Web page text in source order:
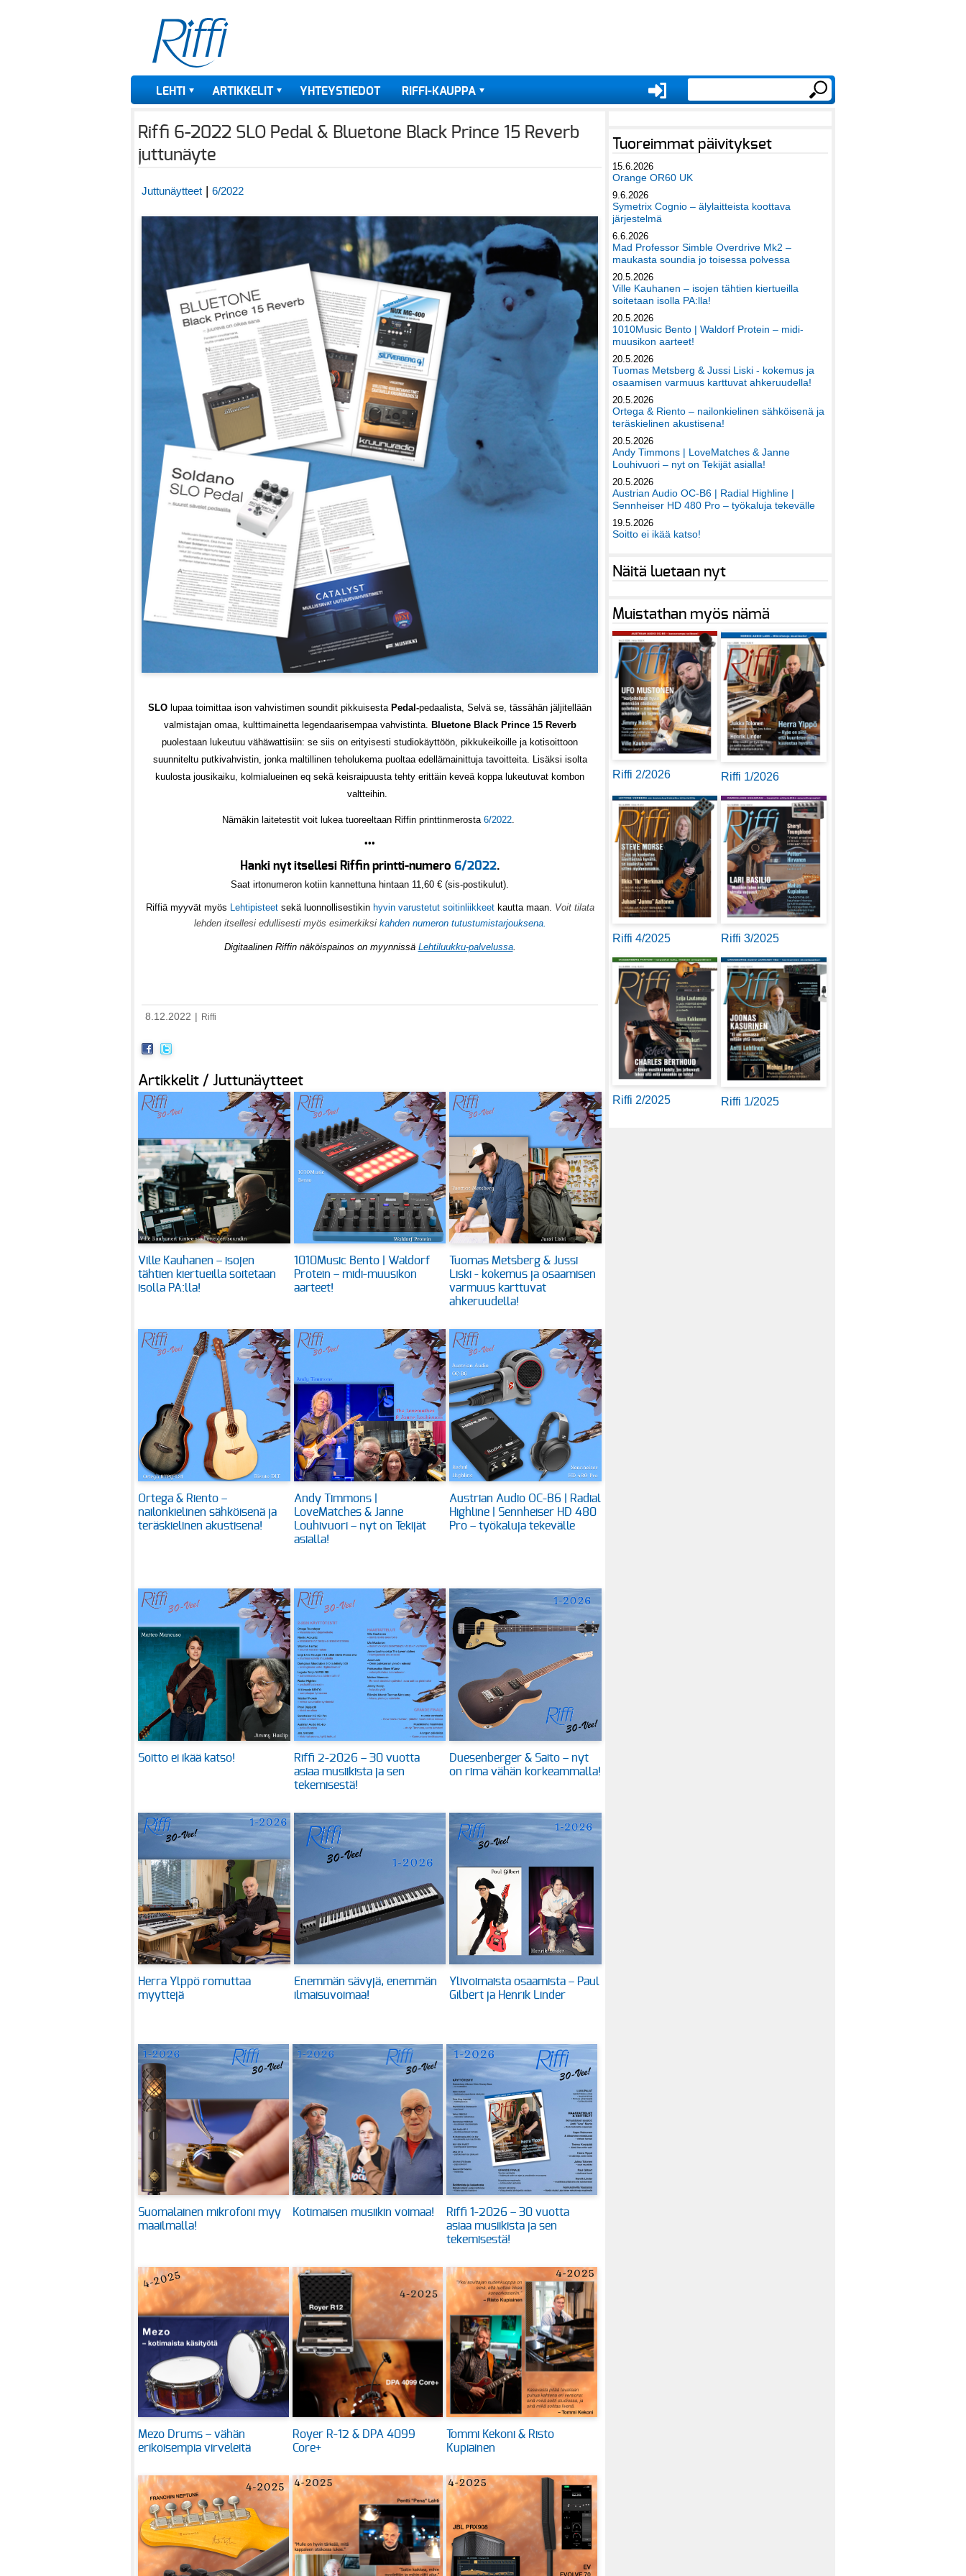
LEHTI ARTIKKELIT YHTEYSTIEDOT RIFFI-KAUPPA
Riffi 6-2022 SLO Pedal & Bluetone Black Prince 15 Reverb
juttunäyte
Juttunäytteet | 6/2022
SLO lupaa toimittaa ison vahvistimen soundit pikkuisesta Pedal-pedaalista, Selvä se, tässähän jäljitellään
valmistajan omaa, kulttimainetta legendaarisempaa vahvistinta.
Bluetone Black Prince 15 Reverb
puolestaan lukeutuu vähäwattisiin: se siis on erityisesti studiokäyttöön, pikkukeikoille ja kotisoittoon
suunniteltu putkivahvistin, jonka maltillinen teholukema puoltaa edellämainittuja tavoitteita. Lisäksi isolta
kuulosta jousikaiku, kolmialueinen eq sekä keisraipuusta tehty erittäin keveä koppa lukeutuvat kombon
valtteihin.
Nämäkin laitetestit voit lukea tuoreeltaan Riffin printtinmerosta 6/2022
•••
Hanki nyt itsellesi Riffin printti-numero 6/2022.
Saat irtonumeron kotiin kannettuna hintaan 11,60 € (sis-postikulut).
Riffiä myyvät myös Lehtipisteetsekä luonnollisestikin hyvin varustetut soitinliikkeetkautta maan. Voit tilata
lehden itsellesi edullisesti myös esimerkiksi kahden numeron tutustumistarjouksena.
Digitaalinen Riffin näköispainos on myynnissä Lehtiluukku-palvelussa.
8.12.2022 Riffi
Artikkelit / Juttunäytteet
Ville Kauhanen – isojen
tähtien kiertueilla soitetaan
isolla PA:lla!
1010Music Bento | Waldorf
Protein – midi-muusikon
aarteet!
Tuomas Metsberg & Jussi
Liski - kokemus ja osaamisen
varmuus karttuvat
ahkeruudella!
Ortega & Riento –
nailonkielinen sähköisenä ja
teräskielinen akustisena!
Andy Timmons |
LoveMatches & Janne
Louhivuori – nyt on Tekijät
asialla!
Austrian Audio OC-B6 | Radial
Highline | Sennheiser HD 480
Pro – työkaluja tekevälle
Soitto ei ikää katso!
Riffi 2-2026 – 30 vuotta
asiaa musiikista ja sen
tekemisestä!
Duesenberger & Saito – nyt
on rima vähän korkeammalla!
Herra Ylppö romuttaa
myyttejä
Enemmän sävyjä, enemmän
ilmaisuvoimaa!
Ylivoimaista osaamista – Paul
Gilbert ja Henrik Linder
Suomalainen mikrofoni myy
maailmalla!
Kotimaisen musiikin voimaa!
Riffi 1-2026 – 30 vuotta
asiaa musiikista ja sen
tekemisestä!
Mezo Drums – vähän
erikoisempia virveleitä
Royer R-12 & DPA 4099
Core+
Tommi Kekoni & Risto
Kupiainen
Tuoreimmat päivitykset
15.6.2026
Orange OR60 UK
9.6.2026
Symetrix Cognio – älylaitteista koottava
järjestelmä
6.6.2026
Mad Professor Simble Overdrive Mk2 –
maukasta soundia jo toisessa polvessa
20.5.2026
Ville Kauhanen – isojen tähtien kiertueilla
soitetaan isolla PA:lla!
20.5.2026
1010Music Bento | Waldorf Protein – midi-
muusikon aarteet!
20.5.2026
Tuomas Metsberg & Jussi Liski - kokemus ja
osaamisen varmuus karttuvat ahkeruudella!
20.5.2026
Ortega & Riento – nailonkielinen sähköisenä ja
teräskielinen akustisena!
20.5.2026
Andy Timmons | LoveMatches & Janne
Louhivuori – nyt on Tekijät asialla!
20.5.2026
Austrian Audio OC-B6 | Radial Highline |
Sennheiser HD 480 Pro – työkaluja tekevälle
19.5.2026
Soitto ei ikää katso!
Näitä luetaan nyt
Muistathan myös nämä
Riffi 2/2026 Riffi 1/2026
Riffi 4/2025 Riffi 3/2025
Riffi 2/2025 Riffi 1/2025